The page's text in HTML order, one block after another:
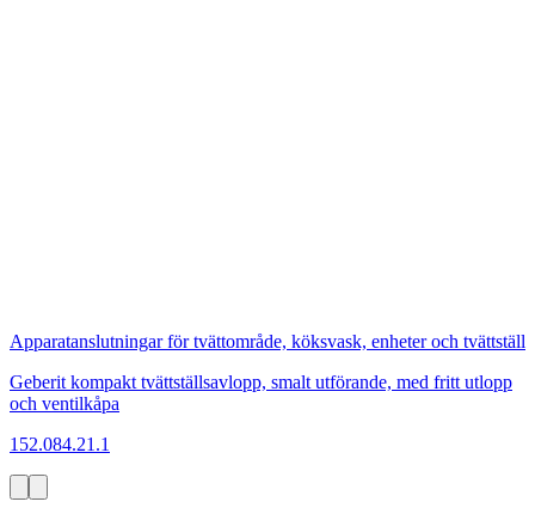
Apparatanslutningar för tvättområde, köksvask, enheter och tvättställ
Geberit kompakt tvättställsavlopp, smalt utförande, med fritt utlopp
och ventilkåpa
152.084.21.1